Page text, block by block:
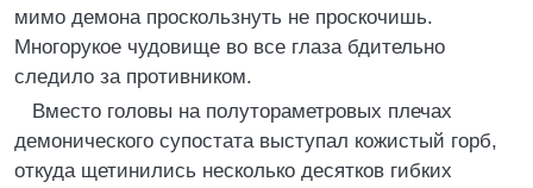
мимо демона проскользнуть не проскочишь.
Многорукое чудовище во все глаза бдительно
следило за противником.
Вместо головы на полутораметровых плечах
демонического супостата выступал кожистый горб,
откуда щетинились несколько десятков гибких